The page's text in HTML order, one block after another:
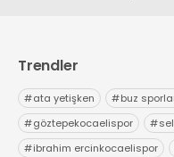
Trendler
#ata yetişken #buz
#göztepekocaelispor #
#ibrahim ercinkocaelispor